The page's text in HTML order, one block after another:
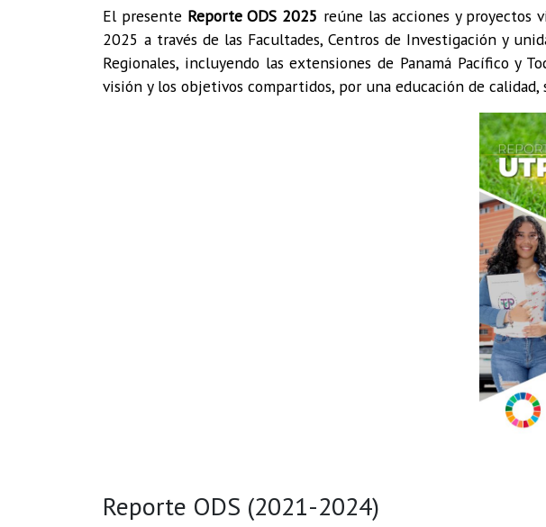
El presente Reporte ODS 2025 reúne las acciones y proyectos
2025 a través de las Facultades, Centros de Investigación y
Regionales, incluyendo las extensiones de Panamá Pacífico y
visión y los objetivos compartidos, por una educación de
Reporte ODS (2021-2024)